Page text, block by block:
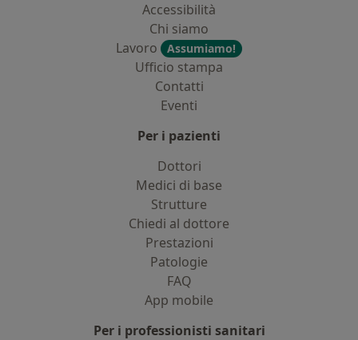
Accessibilità
Chi siamo
Lavoro
Assumiamo!
Ufficio stampa
Contatti
Eventi
Per i pazienti
Dottori
Medici di base
Strutture
Chiedi al dottore
Prestazioni
Patologie
FAQ
App mobile
Per i professionisti sanitari